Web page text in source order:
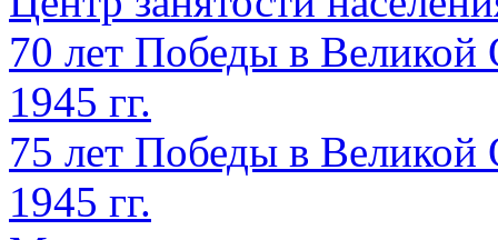
70 лет Победы в Великой
1945 гг.
75 лет Победы в Великой
1945 гг.